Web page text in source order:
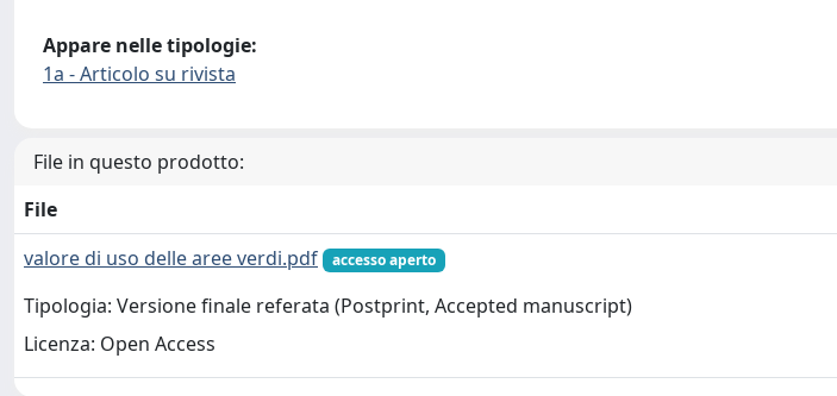
Appare nelle tipologie:
1a - Articolo su rivista
File in questo prodotto:
File
valore di uso delle aree verdi.pdf
accesso aperto
Tipologia: Versione finale referata (Postprint, Accepted manuscript)
Licenza: Open Access